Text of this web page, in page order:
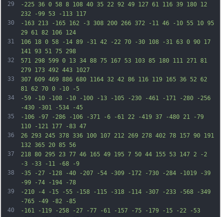
29
30
31
32
33
34
35
36
37
38
39
40
-225 36 0 58 8 108 40 35 22 92 49 127 61 116 39 180 12
232 -99 53 -113 117
-163 213 -165 162 -3 308 200 266 372 -11 46 -10 55 10 95
29 61 82 106 124
106 18 0 58 -14 89 -31 42 -22 70 -30 108 -31 63 0 90 17
141 93 51 75 298
571 298 599 0 13 34 88 75 167 53 103 85 180 111 271 81
279 173 492 443 1027
307 609 469 886 680 1164 32 42 86 116 119 165 36 52 62
81 62 70 0 -10 -5
-59 -10 -108 -10 -100 -13 -105 -230 -461 -171 -280 -256
-430 -301 -534 -45
-106 -97 -286 -106 -371 -6 -61 22 -419 37 -480 21 -79
110 -121 177 -83 47
26 293 245 378 336 100 107 212 269 278 402 78 157 90 191
132 365 20 85 56
218 80 295 23 77 46 165 49 195 7 50 44 155 53 147 2 -2
-3 -33 -11 -68 -9
-35 -27 -128 -40 -207 -54 -309 -172 -730 -284 -1019 -39
-99 -74 -194 -78
-210 -4 -15 -55 -158 -115 -318 -114 -307 -233 -568 -349
-765 -49 -82 -85
-161 -119 -258 -27 -77 -61 -157 -75 -179 -15 -22 -53